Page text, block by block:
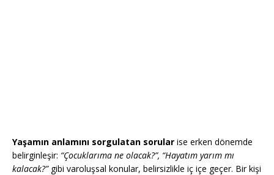
Yaşamın anlamını sorgulatan sorular ise erken dönemde
belirginleşir: “Çocuklarıma ne olacak?”, “Hayatım yarım mı
kalacak?”gibi varoluşsal konular, belirsizlikle iç içe geçer. Bir kişi